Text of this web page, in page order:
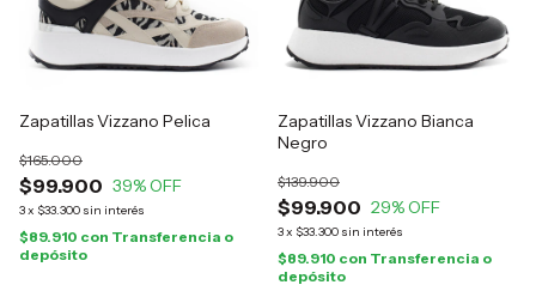
Zapatillas Vizzano Pelica
$99.900
$165.000
39% OFF
3x $33.300 sin interés
$89.910 con Transferencia o
depósito
Zapatillas Vizzano Bianca
Negro
$99.900
$139.900
29% OFF
3x $33.300 sin interés
$89.910 con Transferencia o
depósito